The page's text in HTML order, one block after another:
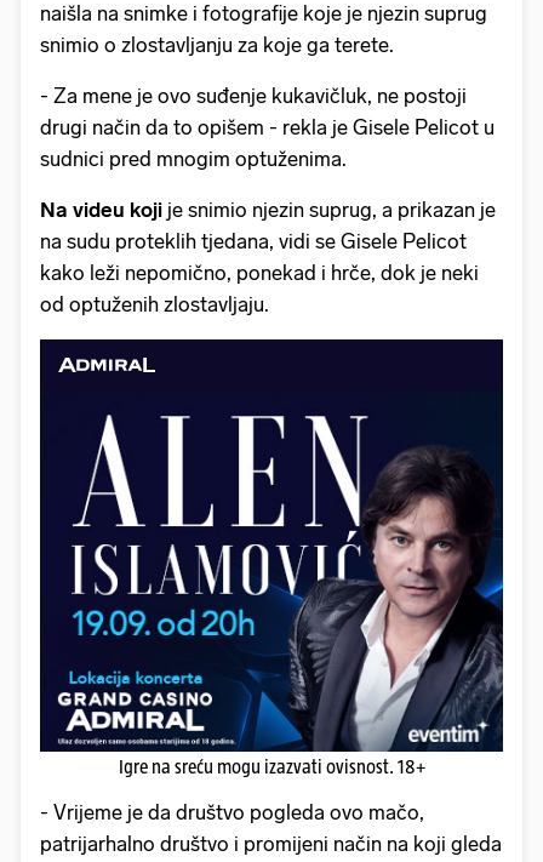
naišla na snimke i fotografije koje je njezin suprug
snimio o zlostavljanju za koje ga terete.
- Za mene je ovo suđenje kukavičluk, ne postoji
drugi način da to opišem - rekla je Gisele Pelicot u
sudnici pred mnogim optuženima.
Na videu koji je snimio njezin suprug, a prikazan je
na sudu proteklih tjedana, vidi se Gisele Pelicot
kako leži nepomično, ponekad i hrče, dok je neki
od optuženih zlostavljaju.
Igre na sreću mogu izazvati ovisnost. 18+
- Vrijeme je da društvo pogleda ovo mačo,
patrijarhalno društvo i promijeni način na koji gleda